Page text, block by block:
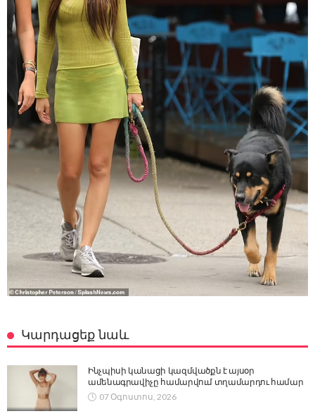
Կարդացեք նաև
Ինչպիսի կանացի կազմվածքն է այսօր
ամենագրավիչը համարվում տղամարդու համար
07 Օգոստոս, 2026